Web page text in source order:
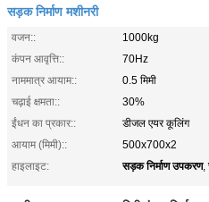
सड़क निर्माण मशीनरी
वजन::
1000kg
कंपन आवृत्ति::
70Hz
नाममात्र आयाम::
0.5 मिमी
चढ़ाई क्षमता::
30%
ईंधन का प्रकार::
डीजल एयर कूलिंग
आयाम (मिमी)::
500x700x2
हाइलाइट:
सड़क निर्माण उपकरण,